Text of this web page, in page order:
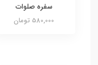
سفره صلوات
580,000 تومان